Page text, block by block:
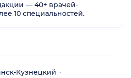
— 40+ врачей-
10 специальностей.
Кузнецкий